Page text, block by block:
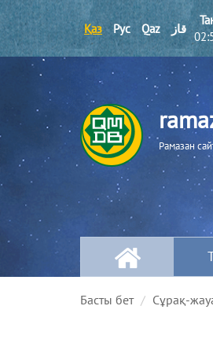
Қаз Рус Qaz قاز
Рамазан
Басты бет Сұрақ-